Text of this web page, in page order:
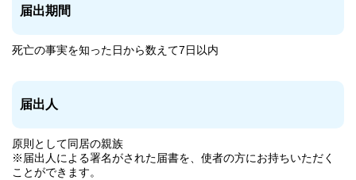
届出期間
死亡の事実を知った日から数えて7日以内
届出人
原則として同居の親族
※届出人による署名がされた届書を、使者の方にお持ちいただく
ことができます。